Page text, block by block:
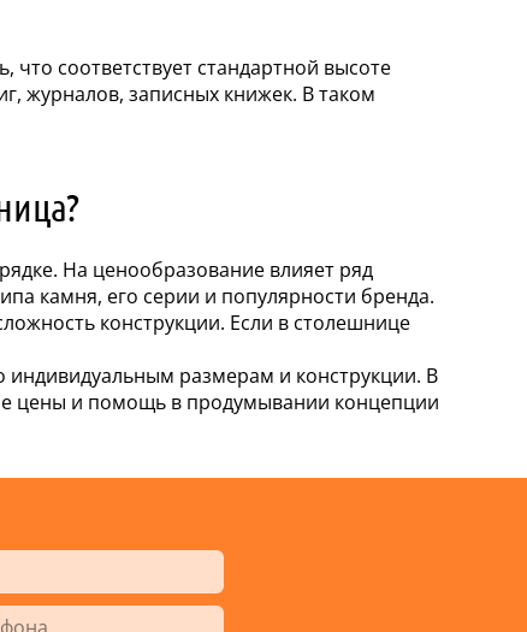
соответствует стандартной высоте
журналов, записных книжек. В таком
На ценообразование влияет ряд
камня, его серии и популярности бренда.
конструкции. Если в столешнице
размерам и конструкции. В
цены и помощь в продумывании концепции